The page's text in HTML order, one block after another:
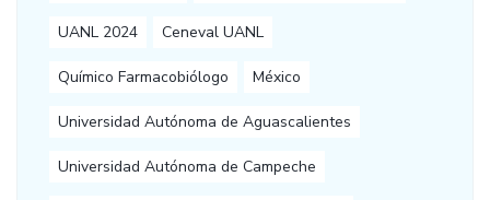
UANL 2024 Ceneval UANL
Químico Farmacobiólogo México
Universidad Autónoma de Aguascalientes
Universidad Autónoma de Campeche